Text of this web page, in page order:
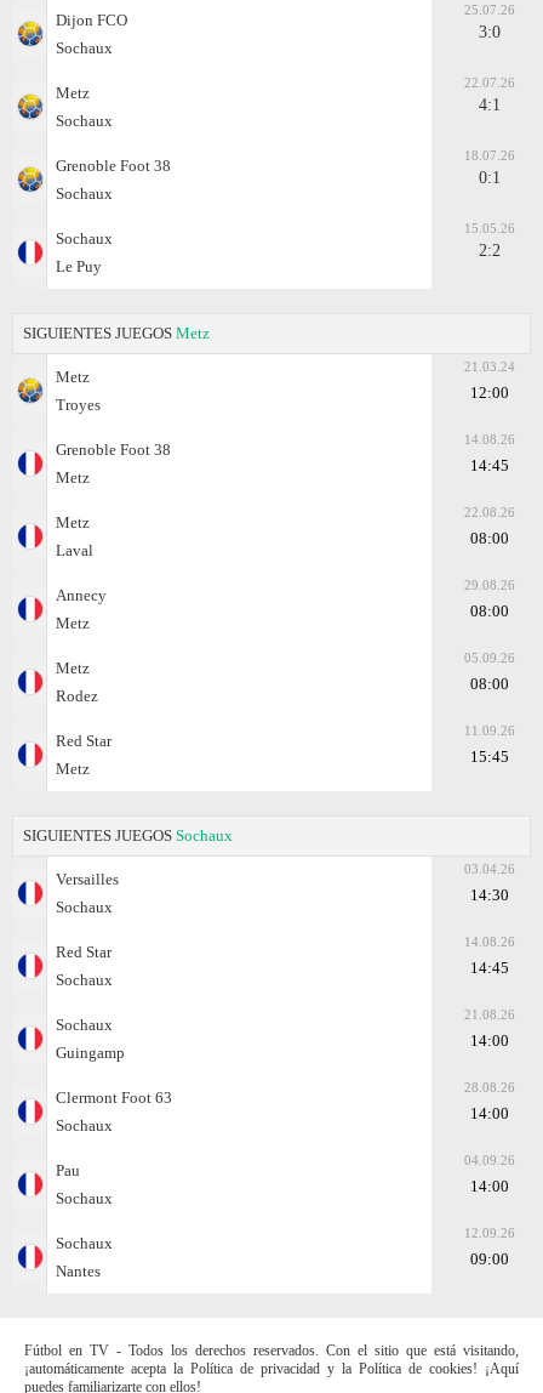
Dijon FCO
Sochaux
25.07.26
3:0
Metz
Sochaux
22.07.26
4:1
Grenoble Foot 38
Sochaux
18.07.26
0:1
Sochaux
Le Puy
15.05.26
2:2
SIGUIENTES JUEGOS Metz
Metz
Troyes
21.03.24
12:00
Grenoble Foot 38
Metz
14.08.26
14:45
Metz
Laval
22.08.26
08:00
Annecy
Metz
29.08.26
08:00
Metz
Rodez
05.09.26
08:00
Red Star
Metz
11.09.26
15:45
SIGUIENTES JUEGOS Sochaux
Versailles
Sochaux
03.04.26
14:30
Red Star
Sochaux
14.08.26
14:45
Sochaux
Guingamp
21.08.26
14:00
Clermont Foot 63
Sochaux
28.08.26
14:00
Pau
Sochaux
04.09.26
14:00
Sochaux
Nantes
12.09.26
09:00
Fútbol en TV - Todos los derechos reservados. Con el sitio que está visitando,
¡automáticamente acepta la Política de privacidad y la Política de cookies! ¡Aquí
puedes familiarizarte con ellos!